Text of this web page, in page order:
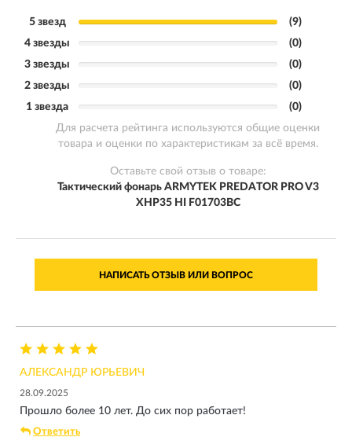
5 звезд
(9)
4 звезды
(0)
3 звезды
(0)
2 звезды
(0)
1 звезда
(0)
Для расчета рейтинга используются общие оценки
товара и оценки по характеристикам за всё время.
Оставьте свой отзыв о товаре:
Тактический фонарь ARMYTEK PREDATOR PRO V3
XHP35 HI F01703BC
НАПИСАТЬ ОТЗЫВ ИЛИ ВОПРОС
АЛЕКСАНДР ЮРЬЕВИЧ
28.09.2025
Прошло более 10 лет. До сих пор работает!
Ответить